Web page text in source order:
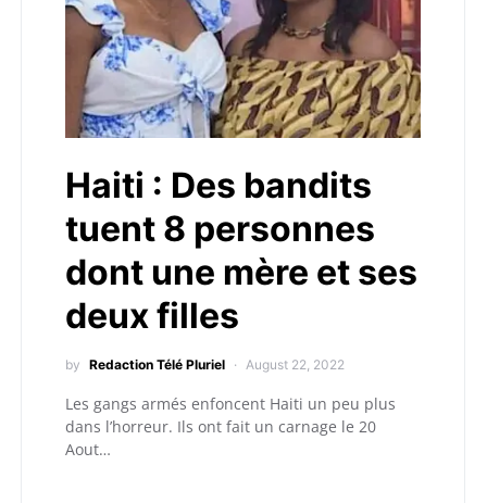
Haiti : Des bandits
tuent 8 personnes
dont une mère et ses
deux filles
by Redaction Télé Pluriel August 22, 2022
Les gangs armés enfoncent Haiti un peu plus
dans l’horreur. Ils ont fait un carnage le 20
Aout…